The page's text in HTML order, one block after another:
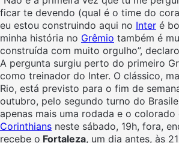
ficar te devendo (qual é o time do
eu estou construindo aqui no Inter é
minha história no Grêmio também é
construída com muito orgulho”,
A pergunta surgiu perto do primeiro
como treinador do Inter. O clássico,
Rio, está previsto para o fim de
outubro, pelo segundo turno do
apenas mais uma rodada e o colorado
Corinthians neste sábado, 19h, fora,
recebe o Fortaleza, um dia antes, às